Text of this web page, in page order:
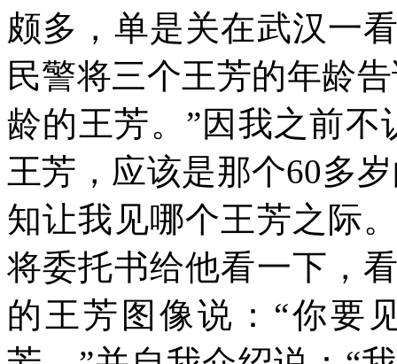
颇多，单是关在武汉一
民警将三个王芳的年龄
龄的王芳。”因我之前
王芳，应该是那个60多
知让我见哪个王芳之际
将委托书给他看一下，
的王芳图像说：“你要